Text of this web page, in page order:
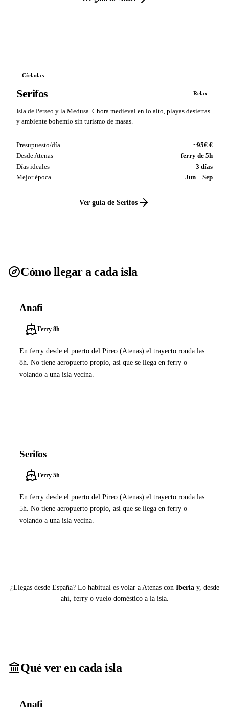
Cícladas
Serifos Relax
Isla de Perseo y la Medusa. Chora medieval en lo alto, playas desiertas
y ambiente bohemio sin turismo de masas.
Presupuesto/día
~95€ €
Desde Atenas
ferry de 5h
Días ideales
3 días
Mejor época
Jun – Sep
Ver guía de Serifos
Cómo llegar a cada isla
Anafi
Ferry 8h
En ferry desde el puerto del Pireo (Atenas) el trayecto ronda las
8h. No tiene aeropuerto propio, así que se llega en ferry o
volando a una isla vecina.
Serifos
Ferry 5h
En ferry desde el puerto del Pireo (Atenas) el trayecto ronda las
5h. No tiene aeropuerto propio, así que se llega en ferry o
volando a una isla vecina.
¿Llegas desde España? Lo habitual es volar a Atenas con Iberiay, desde
ahí, ferry o vuelo doméstico a la isla.
Qué ver en cada isla
Anafi